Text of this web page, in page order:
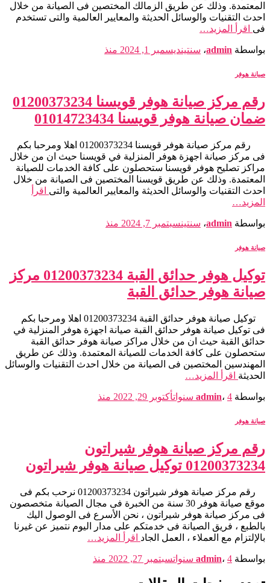
المعتمدة. وذلك عن طريق الزمالك المختصين فى الصيانة من خلال
احدث التقنيات والوسائل الحديثة والمعايير العالمية والتى تستخدم
فى اقرأ المزيد…
بواسطة admin، سنتينديسمبر 1, 2024 منذ
صيانة هوفر
رقم مركز صيانة هوفر قويسنا 01200373234
ضمان صيانة هوفر قويسنا 01014723434
رقم مركز صيانة هوفر قويسنا 01200373234 اهلا ومرحبا بكم
فى مركز صيانة اجهزة هوفر المنزلية في قويسنا حيث ان من خلال
مراكز تصليح هوفر قويسنا ستحصلون على كافة الخدمات للصيانة
المعتمدة. وذلك عن طريق قويسنا المختصين فى الصيانة من خلال
احدث التقنيات والوسائل الحديثة والمعايير العالمية والتى اقرأ
المزيد…
بواسطة admin، سنتينسبتمبر 7, 2024 منذ
صيانة هوفر
توكيل هوفر حدائق القبة 01200373234 مركز
صيانة هوفر حدائق القبة
توكيل صيانة هوفر حدائق القبة 01200373234 اهلا ومرحبا بكم
فى توكيل صيانة هوفر حدائق القبة صيانة اجهزة هوفر المنزلية في
حدائق القبة حيث ان من خلال مراكز صيانة هوفر حدائق القبة
ستحصلون على كافة الخدمات للصيانة المعتمدة. وذلك عن طريق
المهندسين المختصين فى الصيانة من خلال احدث التقنيات والوسائل
الحديثة اقرأ المزيد…
بواسطة admin، 4 سنوات أكتوبر 29, 2022 منذ
صيانة هوفر
رقم مركز صيانة هوفر شيراتون
01200373234 توكيل صيانة هوفر شيراتون
رقم مركز صيانة هوفر شيراتون 01200373234 نرحب بكم فى
موقع صيانة هوفر 30 سنة من الخبرة فى مجال الصيانة متخصصون
فى مركز صيانة هوفر شيراتون ، نحن الأسرع فى الوصول اليك
بالطبع ، فريق الصيانة فى خدمتكم على مدار اليوم نتميز عن غيرنا
بالإلتزام مع العملاء ، العمل الجاد اقرأ المزيد…
بواسطة admin، 4 سنوات سبتمبر 27, 2022 منذ